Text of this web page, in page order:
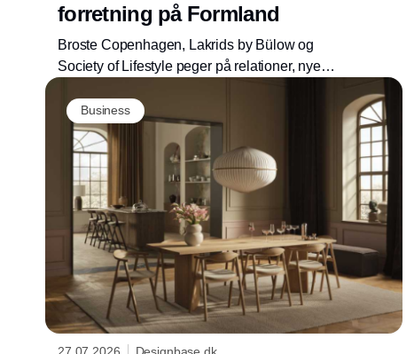
forretning på Formland
Broste Copenhagen, Lakrids by Bülow og
Society of Lifestyle peger på relationer, nye
elementer, når Formland Autumn samler
branchen i Herning 16.-18. august 2026.
Business